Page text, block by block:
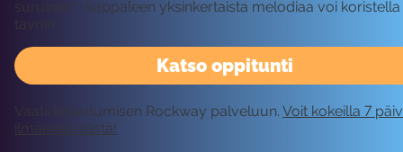
Katso oppitunti
suruinen" -kappaleen yksinkertaista melodiaa voi koristella
tavoin.
Vaatii kirjautumisen Rockway palveluun. Voit kokeilla 7
ilmaiseksi tästä!